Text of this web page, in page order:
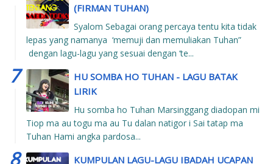
(FIRMAN TUHAN)
Syalom Sebagai orang percaya tentu kita tidak
lepas yang namanya ‘memuji dan memuliakan Tuhan”
dengan lagu-lagu yang sesuai dengan ‘te...
HU SOMBA HO TUHAN - LAGU BATAK
LIRIK
Hu somba ho Tuhan Marsinggang diadopan mi
Tiop ma au togu ma au Tu dalan natigor i Sai tatap ma
Tuhan Hami angka pardosa...
KUMPULAN LAGU-LAGU IBADAH UCAPAN